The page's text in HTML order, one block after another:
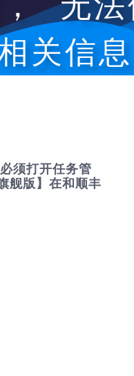
关信
须打开任务管
舰版】在和顺丰